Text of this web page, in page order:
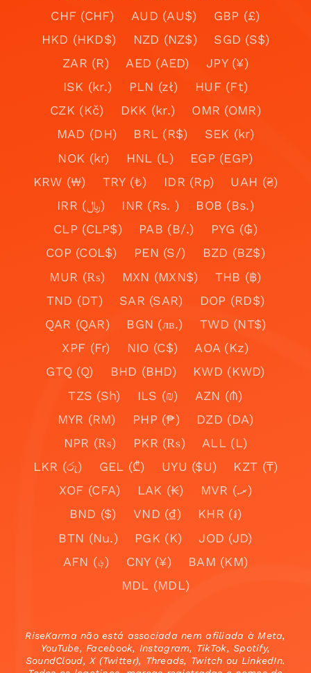
CHF (CHF)
AUD (AU$)
GBP (£)
HKD (HKD$)
NZD (NZ$)
SGD (S$)
ZAR (R)
AED (AED)
JPY (¥)
ISK (kr.)
PLN (zł)
HUF (Ft)
CZK (Kč)
DKK (kr.)
OMR (OMR)
MAD (DH)
BRL (R$)
SEK (kr)
NOK (kr)
HNL (L)
EGP (EGP)
KRW (₩)
TRY (₺) IDR (Rp)
UAH (₴)
IRR (﷼)
INR (Rs. )
BOB (Bs.)
CLP (CLP$)
PAB (B/.)
PYG (₲)
COP (COL$)
PEN (S/)
BZD (BZ$)
MUR (₨)
MXN (MXN$)
THB (฿)
TND (DT)
SAR (SAR)
DOP (RD$)
QAR (QAR)
BGN (лв.)
TWD (NT$)
XPF (Fr)
NIO (C$)
AOA (Kz)
GTQ (Q)
BHD (BHD)
KWD (KWD)
TZS (Sh)
ILS (₪)
AZN (₼)
MYR (RM)
PHP (₱)
DZD (DA)
NPR (₨)
PKR (₨)
ALL (L)
LKR (රු)
GEL (₾) UYU ($U)
KZT (₸)
XOF (CFA)
LAK (₭)
MVR (.ރ)
BND ($)
VND (₫)
KHR (៛)
BTN (Nu.)
PGK (K)
JOD (JD)
AFN (؋)
CNY (¥)
BAM (KM)
MDL (MDL)
RiseKarma não está associada nem afiliada à Meta,
YouTube, Facebook, Instagram, TikTok, Spotify,
SoundCloud, X (Twitter), Threads, Twitch ou LinkedIn.